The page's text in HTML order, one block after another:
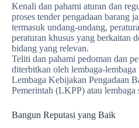
Kenali dan pahami aturan dan
proses tender pengadaan barang
termasuk undang-undang,
peraturan khusus yang berkaitan
bidang yang relevan.
Teliti dan pahami pedoman dan
diterbitkan oleh lembaga-lembaga
Lembaga Kebijakan Pengadaan
Pemerintah (LKPP) atau lembaga
Bangun Reputasi yang Baik